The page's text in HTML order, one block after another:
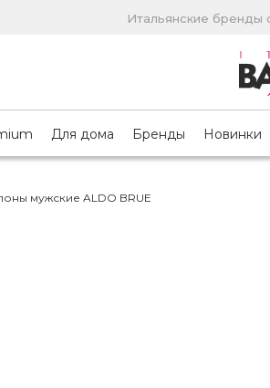
Итальянские бренды
Для дома Бренды Новинки
мужские ALDO BRUE